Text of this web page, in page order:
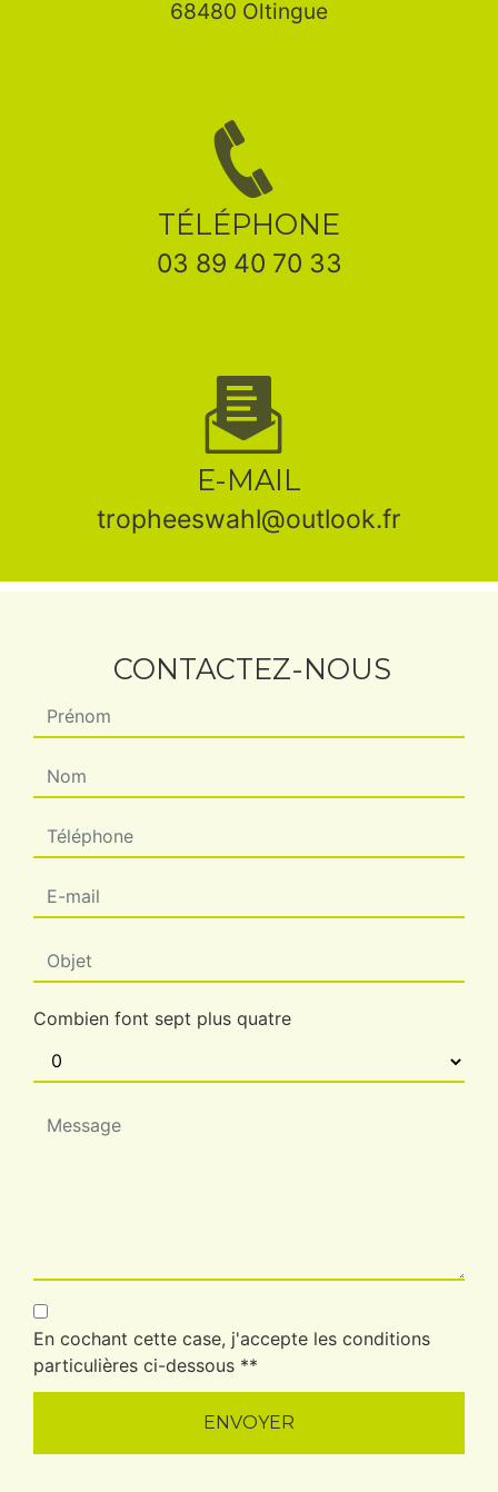
68480 Oltingue
TÉLÉPHONE
03 89 40 70 33
E-MAIL
tropheeswahl@outlook.fr
CONTACTEZ-NOUS
Combien font sept plus quatre
En cochant cette case, j'accepte les conditions
particulières ci-dessous **
ENVOYER